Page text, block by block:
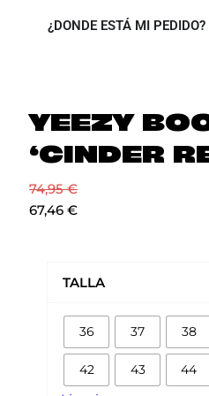
OPEN ZAPATILLAS
¿DONDE ESTÁ MI PEDIDO?
YEEZY
‘CINDER
74,95€
67,46 €
TALLA
36 37 38
42 43 44
BOOST
'CINDER
REFLECTIVE'
cantidad